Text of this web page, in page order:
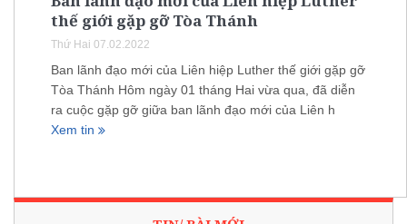
thế giới gặp gỡ Tòa Thánh
Thứ Hai 07.02.2022
Ban lãnh đạo mới của Liên hiệp Luther thế giới gặp gỡ
Tòa Thánh Hôm ngày 01 tháng Hai vừa qua, đã diễn
ra cuộc gặp gỡ giữa ban lãnh đạo mới của Liên h
Xem tin